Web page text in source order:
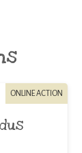
ONLINE ACTION